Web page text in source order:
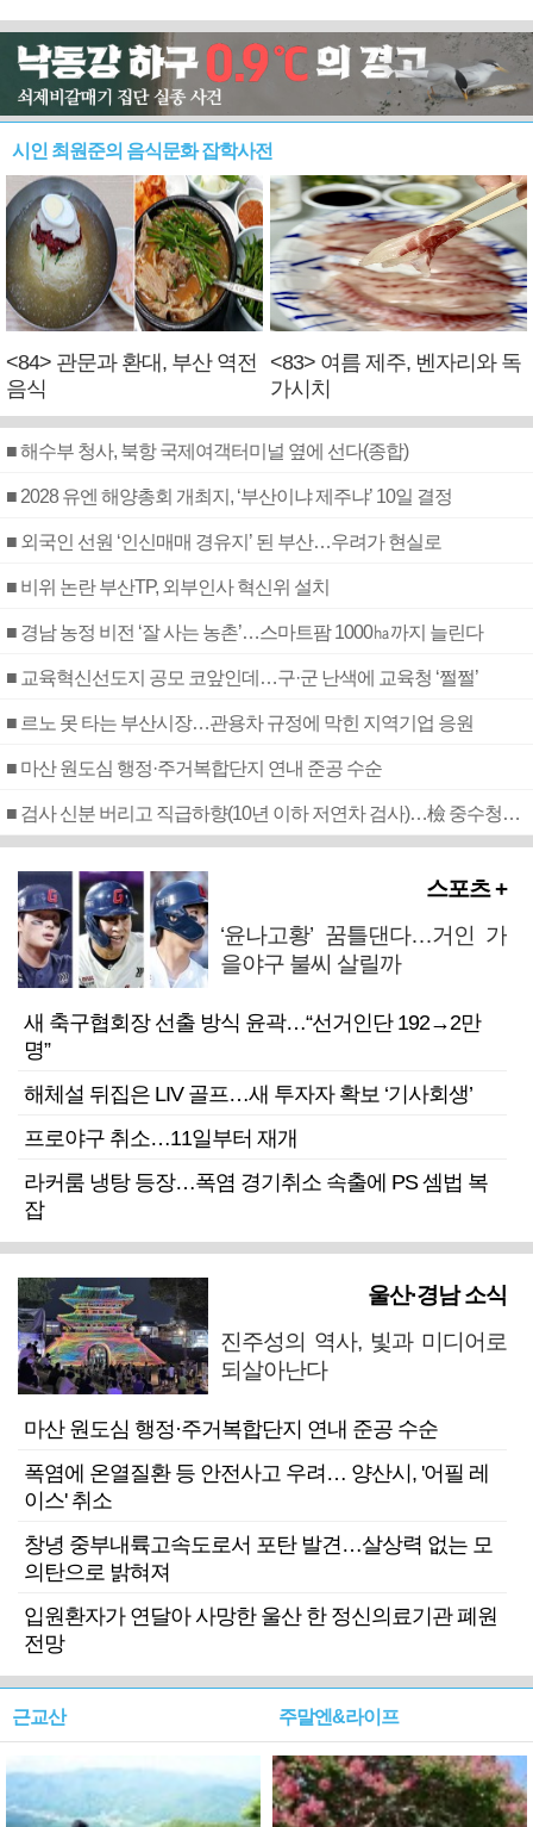
시인 최원준의 음식문화 잡학사전
<84> 관문과 환대, 부산 역전
음식
<83> 여름 제주, 벤자리와 독
가시치
■ 해수부 청사, 북항 국제여객터미널 옆에 선다(종합)
■ 2028 유엔 해양총회 개최지, ‘부산이냐 제주냐’ 10일 결정
■ 외국인 선원 ‘인신매매 경유지’ 된 부산…우려가 현실로
■ 비위 논란 부산TP, 외부인사 혁신위 설치
■ 경남 농정 비전 ‘잘 사는 농촌’…스마트팜 1000㏊까지 늘린다
■ 교육혁신선도지 공모 코앞인데…구·군 난색에 교육청 ‘쩔쩔’
■ 르노 못 타는 부산시장…관용차 규정에 막힌 지역기업 응원
■ 마산 원도심 행정·주거복합단지 연내 준공 수순
■ 검사 신분 버리고 직급하향(10년 이하 저연차 검사)…檢 중수청행 기피
스포츠 +
‘윤나고황’ 꿈틀댄다…거인 가
을야구 불씨 살릴까
새 축구협회장 선출 방식 윤곽…“선거인단 192→2만
명”
해체설 뒤집은 LIV 골프…새 투자자 확보 ‘기사회생’
프로야구 취소…11일부터 재개
라커룸 냉탕 등장…폭염 경기취소 속출에 PS 셈법 복
잡
울산·경남 소식
진주성의 역사, 빛과 미디어로
되살아난다
마산 원도심 행정·주거복합단지 연내 준공 수순
폭염에 온열질환 등 안전사고 우려… 양산시, '어필 레
이스' 취소
창녕 중부내륙고속도로서 포탄 발견…살상력 없는 모
의탄으로 밝혀져
입원환자가 연달아 사망한 울산 한 정신의료기관 폐원
전망
근교산 주말엔&라이프